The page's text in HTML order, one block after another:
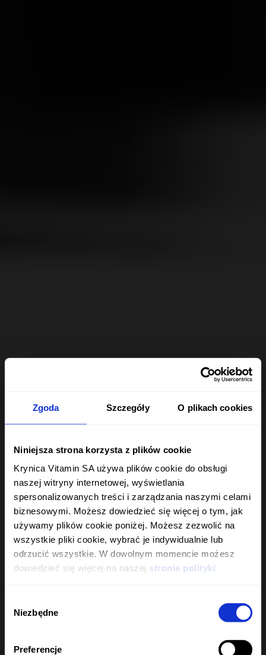
Zgoda Szczegóły O plikach cookies
Niniejsza strona korzysta z plików cookie
Krynica Vitamin SA używa plików cookie do obsługi
naszej witryny internetowej, wyświetlania
spersonalizowanych treści i zarządzania naszymi celami
biznesowymi. Możesz dowiedzieć się więcej o tym, jak
używamy plików cookie poniżej. Możesz zezwolić na
wszystkie pliki cookie, wybrać je indywidualnie lub
odrzucić wszystkie. W dowolnym momencie możesz
dowiedzieć się więcej na naszej stronie polityki
zgody
Niezbędne
Preferencje
WIR PRODUZIEREN
DIE WELTWEIT
GRÖSSTEN MARKEN
BIST DU
18 JAHRE ALT?